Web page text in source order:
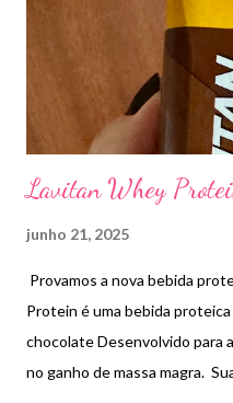
Lavitan Whey
junho 21, 2025
Provamos a nova bebida
Protein é uma bebida
chocolate Desenvolvido para
no ganho de massa magra.